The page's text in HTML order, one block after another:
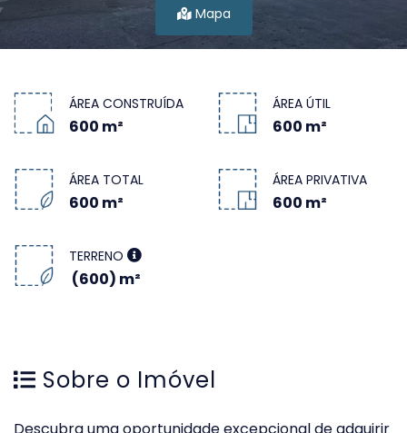
Mapa
ÁREA CONSTRUÍDA
600 m²
ÁREA ÚTIL
600 m²
ÁREA TOTAL
600 m²
ÁREA PRIVATIVA
600 m²
TERRENO
(600) m²
Sobre o Imóvel
Descubra uma oportunidade excepcional de adquirir